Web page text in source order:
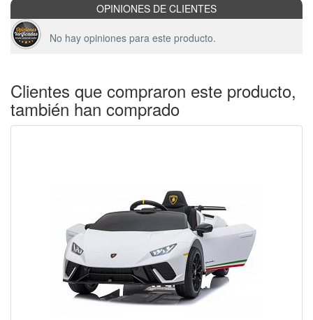
OPINIONES DE CLIENTES
No hay opiniones para este producto.
Clientes que compraron este producto,
también han comprado